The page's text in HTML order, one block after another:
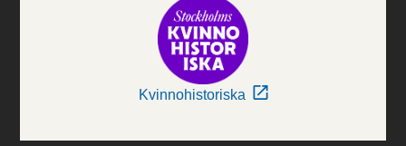
Kvinnohistoriska